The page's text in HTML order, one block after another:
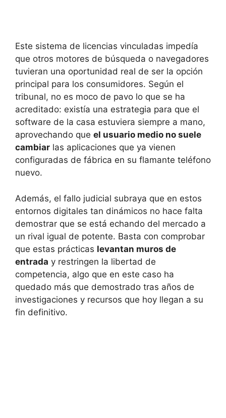
Este sistema de licencias vinculadas impedía
que otros motores de búsqueda o navegadores
tuvieran una oportunidad real de ser la opción
principal para los consumidores. Según el
tribunal, no es moco de pavo lo que se ha
acreditado: existía una estrategia para que el
software de la casa estuviera siempre a mano,
aprovechando que el usuario medio no suele
cambiar las aplicaciones que ya vienen
configuradas de fábrica en su flamante teléfono
nuevo.
Además, el fallo judicial subraya que en estos
entornos digitales tan dinámicos no hace falta
demostrar que se está echando del mercado a
un rival igual de potente. Basta con comprobar
que estas prácticas levantan muros de
entrada y restringen la libertad de
competencia, algo que en este caso ha
quedado más que demostrado tras años de
investigaciones y recursos que hoy llegan a su
fin definitivo.